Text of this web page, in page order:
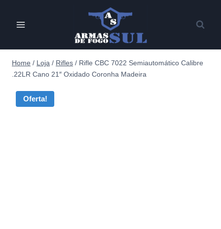
Home / Loja / Rifles / Rifle CBC 7022 Semiautomático Calibre
.22LR Cano 21″ Oxidado Coronha Madeira
Oferta!